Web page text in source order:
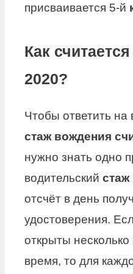
присваивается 5-й
Как
2020?
Чтобы ответить на
стаж вождения
нужно знать одно
водительский стаж
отсчёт в день
удостоверения.
открыты несколько
время, то для